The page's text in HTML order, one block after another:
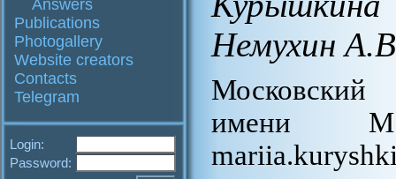
Answers
Publications
Photogallery
Website creators
Contacts
Telegram
Login:
Password:
Немухин
Московский
имени